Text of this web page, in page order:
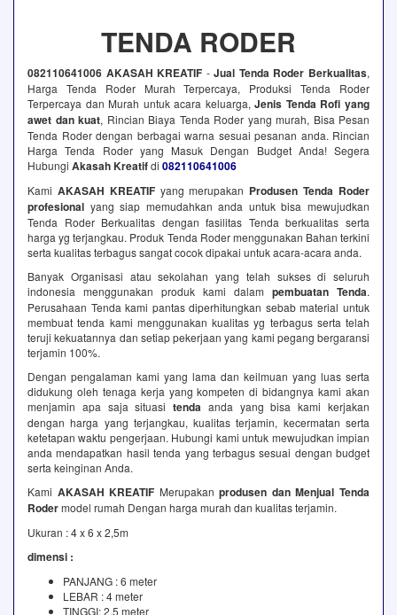
TENDA RODER
082110641006 AKASAH KREATIF -Jual Tenda Roder Berkualitas,
Harga Tenda Roder Murah Terpercaya, Produksi Tenda Roder
Terpercaya dan Murah untuk acara keluarga,Jenis Tenda Rofi yang
awet dan kuat, Rincian Biaya Tenda Roder yang murah, Bisa Pesan
Tenda Roder dengan berbagai warna sesuai pesanan anda. Rincian
Harga Tenda Roder yang Masuk Dengan Budget Anda! Segera
Hubungi Akasah Kreatifdi 082110641006
Kami AKASAH KREATIFyang merupakan Produsen Tenda Roder
profesional yang siap memudahkan anda untuk bisa mewujudkan
Tenda Roder Berkualitas dengan fasilitas Tenda berkualitas serta
harga yg terjangkau. Produk Tenda Roder menggunakan Bahan terkini
serta kualitas terbagus sangat cocok dipakai untuk acara-acara anda.
Banyak Organisasi atau sekolahan yang telah sukses di seluruh
indonesia menggunakan produk kami dalam pembuatan Tenda.
Perusahaan Tenda kami pantas diperhitungkan sebab material untuk
membuat tenda kami menggunakan kualitas yg terbagus serta telah
teruji kekuatannya dan setiap pekerjaan yang kami pegang bergaransi
terjamin 100%.
Dengan pengalaman kami yang lama dan keilmuan yang luas serta
didukung oleh tenaga kerja yang kompeten di bidangnya kami akan
menjamin apa saja situasitenda anda yang bisa kami kerjakan
dengan harga yang terjangkau, kualitas terjamin, kecermatan serta
ketetapan waktu pengerjaan. Hubungi kami untuk mewujudkan impian
anda mendapatkan hasil tenda yang terbagus sesuai dengan budget
serta keinginan Anda.
Kami AKASAH KREATIF Merupakanprodusen dan Menjual Tenda
Rodermodel rumah Dengan harga murah dan kualitas terjamin.
Ukuran : 4 x 6 x 2,5m
dimensi :
PANJANG : 6 meter
LEBAR : 4 meter
TINGGI: 2,5 meter